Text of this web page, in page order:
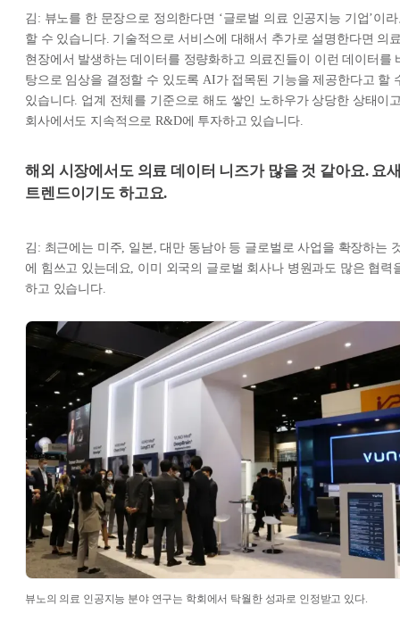
김: 뷰노를 한 문장으로 정의한다면 ‘글로벌 의료 인공지능 기업’이
할 수 있습니다. 기술적으로 서비스에 대해서 추가로 설명한다면 의
현장에서 발생하는 데이터를 정량화하고 의료진들이 이런 데이터를
탕으로 임상을 결정할 수 있도록 AI가 접목된 기능을 제공한다고 할
있습니다. 업계 전체를 기준으로 해도 쌓인 노하우가 상당한 상태이
회사에서도 지속적으로 R&D에 투자하고 있습니다.
해외 시장에서도 의료 데이터 니즈가 많을 것 같아요. 요
트렌드이기도 하고요.
김: 최근에는 미주, 일본, 대만 동남아 등 글로벌로 사업을 확장하는
에 힘쓰고 있는데요, 이미 외국의 글로벌 회사나 병원과도 많은 협력
하고 있습니다.
뷰노의 의료 인공지능 분야 연구는 학회에서 탁월한 성과로 인정받고 있다.